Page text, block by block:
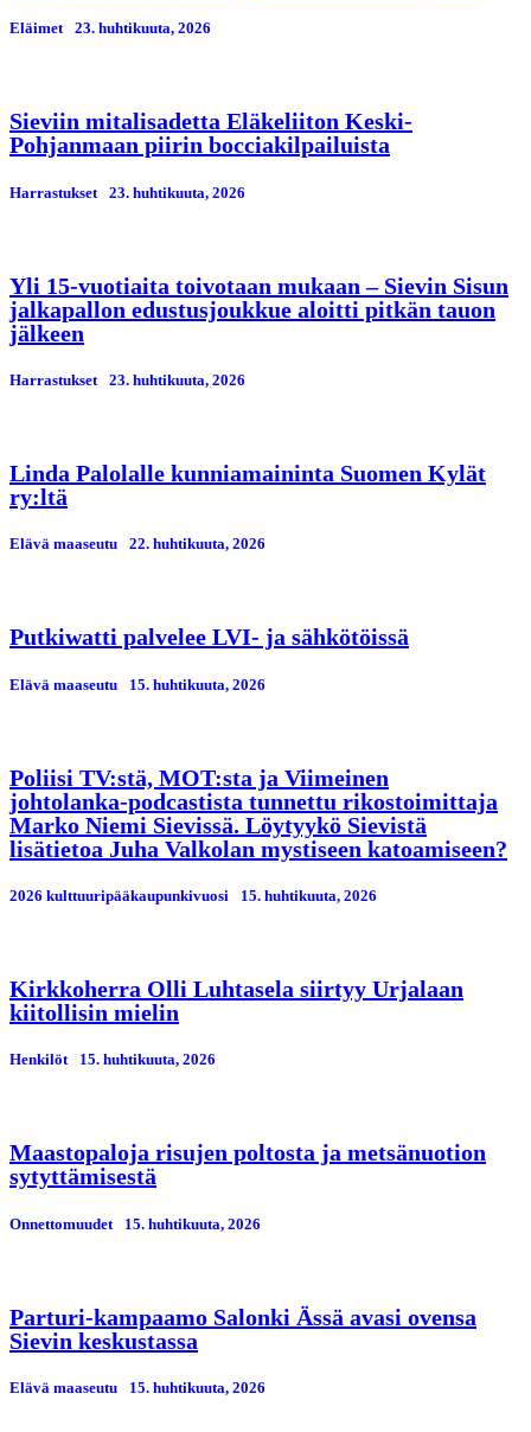
Eläimet 23. huhtikuuta, 2026
Sieviin mitalisadetta Eläkeliiton Keski-
Pohjanmaan piirin bocciakilpailuista
Harrastukset 23. huhtikuuta, 2026
Yli 15-vuotiaita toivotaan mukaan – Sievin Sisun
jalkapallon edustusjoukkue aloitti pitkän tauon
jälkeen
Harrastukset 23. huhtikuuta, 2026
Linda Palolalle kunniamaininta Suomen Kylät
ry:ltä
Elävä maaseutu 22. huhtikuuta, 2026
Putkiwatti palvelee LVI- ja sähkötöissä
Elävä maaseutu 15. huhtikuuta, 2026
Poliisi TV:stä, MOT:sta ja Viimeinen
johtolanka-podcastista tunnettu rikostoimittaja
Marko Niemi Sievissä. Löytyykö Sievistä
lisätietoa Juha Valkolan mystiseen katoamiseen?
2026 kulttuuripääkaupunkivuosi 15. huhtikuuta, 2026
Kirkkoherra Olli Luhtasela siirtyy Urjalaan
kiitollisin mielin
Henkilöt 15. huhtikuuta, 2026
Maastopaloja risujen poltosta ja metsänuotion
sytyttämisestä
Onnettomuudet 15. huhtikuuta, 2026
Parturi-kampaamo Salonki Ässä avasi ovensa
Sievin keskustassa
Elävä maaseutu 15. huhtikuuta, 2026